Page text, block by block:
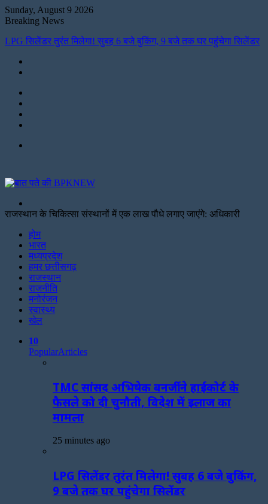
Sunday, August 9 2026
Breaking News
LPG सिलेंडर तुरंत मिलेगा! सुबह 6 बजे बुकिंग, 9 बजे तक घर पहुंचेगा सिलेंडर
for
राजस्थान के चिकित्सा संस्थानों में एक लाख पौधे लगाए जाएंगे: अधिकारी
होम
भारत
मध्यप्रदेश
हमर छत्तीसगढ़
राजस्थान
राजनीति
मनोरंजन
स्वास्थ्य
खेल
10
PopularArticles
TMC सांसद अभिषेक बनर्जी ने हाईकोर्ट के
फैसले को दी चुनौती, विदेश में इलाज का
मामला
25 minutes ago
LPG सिलेंडर तुरंत मिलेगा! सुबह 6 बजे बुकिंग,
9 बजे तक घर पहुंचेगा सिलेंडर